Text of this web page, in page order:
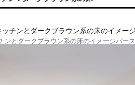
ンとダークブラウン系の床のイメージパース